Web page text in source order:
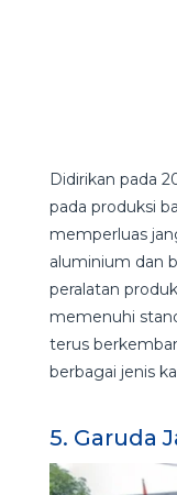
Didirikan pada
pada produksi
memperluas
aluminium dan
peralatan
memenuhi
terus
berbagai jenis
5. Garuda